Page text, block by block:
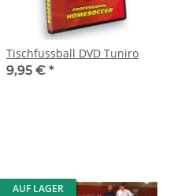
Tischfussball DVD Tuniro
9,95 € *
AUF LAGER